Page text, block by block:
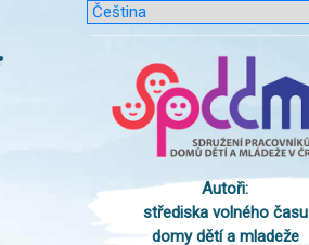
Autoři:
střediska volného času
domy dětí a mladeže